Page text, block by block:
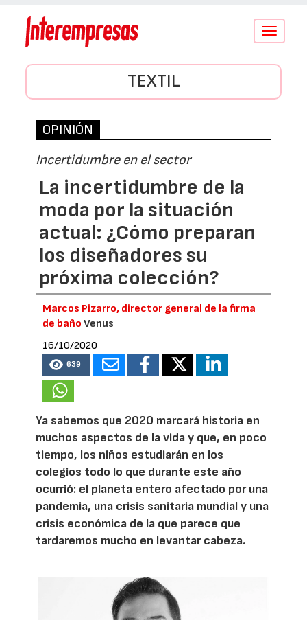
Conmutar
TEXTIL
OPINIÓN
Incertidumbre en el sector
La incertidumbre de la
moda por la situación
actual: ¿Cómo preparan
los diseñadores su
próxima colección?
Marcos Pizarro, director general de la firma
de bañoVenus
16/10/2020
639
Ya sabemos que 2020 marcará historia en
muchos aspectos de la vida y que, en poco
tiempo, los niños estudiarán en los
colegios todo lo que durante este año
ocurrió: el planeta entero afectado por una
pandemia, una crisis sanitaria mundial y una
crisis económica de la que parece que
tardaremos mucho en levantar cabeza.